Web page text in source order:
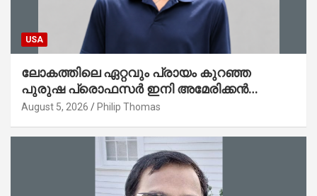
USA
ലോകത്തിലെ ഏറ്റവും പ്രായം കുറഞ്ഞ
പുരുഷ പ്രൊഫസർ ഇനി അമേരിക്കൻ
മലയാളി നേഥൻ തോമസ്
August 5, 2026 Philip Thomas